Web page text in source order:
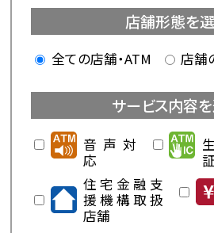
全ての店舗・ATM 店舗
音声対
応
住宅金融支
援機構取扱
店舗